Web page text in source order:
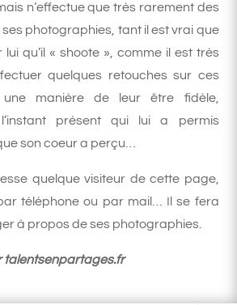
n’effectue que très rarement des
photographies, tant il est vrai que
lui qu’il « shoote », comme il est très
quelques retouches sur ces
manière de leur être fidèle,
présent qui lui a permis
son coeur a perçu…
quelque visiteur de cette page,
téléphone ou par mail… Il se fera
à propos de ses photographies.
talentsenpartages.fr